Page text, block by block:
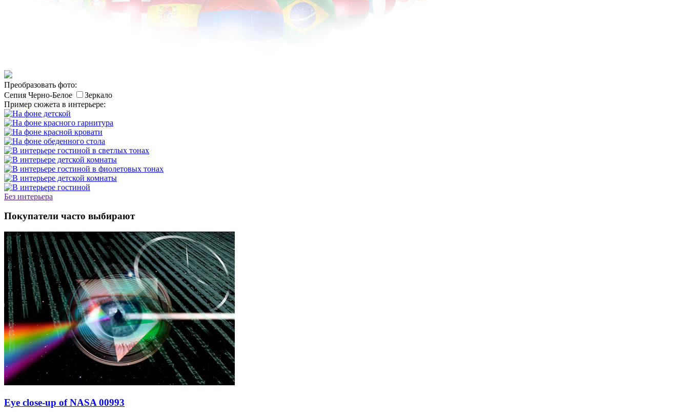
Преобразовать фото:
Сепия Черно-Белое
Зеркало
Пример сюжета в интерьере:
Без интерьера
Покупатели часто выбирают
Eye close-up of NASA 00993